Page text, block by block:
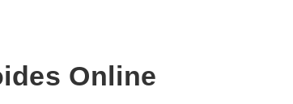
Online